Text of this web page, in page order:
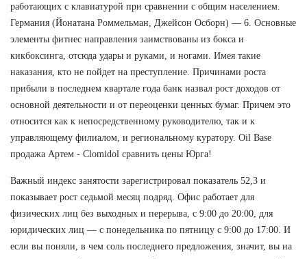
работающих с клавиатурой при сравнении с общим населением.
Германия (Йонатана Роммельман, Джейсон Осборн) — 6. Основные
элементы фитнес направления заимствованы из бокса и
кикбоксинга, отсюда удары и руками, и ногами. Имея такие
наказания, кто не пойдет на преступление. Причинами роста
прибыли в последнем квартале года банк назвал рост доходов от
основной деятельности и от переоценки ценных бумаг. Причем это
относится как к непосредственному руководителю, так и к
управляющему филиалом, и региональному куратору. Oil Base
продажа Артем - Clomidol сравнить цены Юрга!
Важный индекс занятости зарегистрировал показатель 52,3 и
показывает рост седьмой месяц подряд. Офис работает для
физических лиц без выходных и перерыва, с 9:00 до 20:00, для
юридических лиц — с понедельника по пятницу с 9:00 до 17:00. И
если вы поняли, в чем соль последнего предложения, значит, вы на